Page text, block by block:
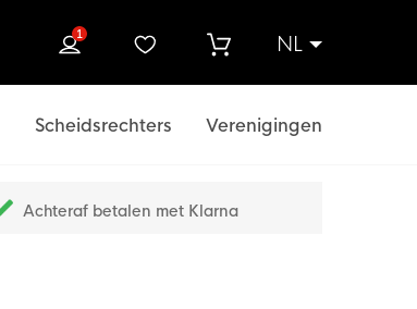
NL
1
Scheidsrechters Verenigingen
Achteraf betalen met Klarna